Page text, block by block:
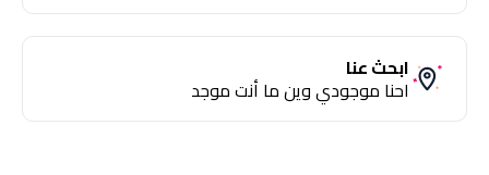
ابحث عنا
احنا موجودي وين ما أنت موجد